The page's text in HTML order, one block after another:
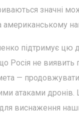
значні
американському
підтримує цю
Росія не виявить
—
атаками дронів.
виснаження